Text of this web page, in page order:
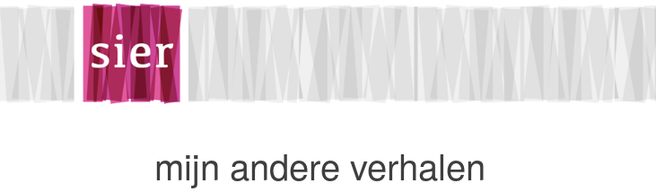
mijn andere verhalen